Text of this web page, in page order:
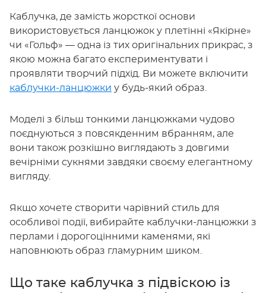
Каблучка, де замість жорсткої основи
використовується ланцюжок у плетінні «Якірне»
чи «Гольф» — одна із тих оригінальних прикрас, з
якою можна багато експериментувати і
проявляти творчий підхід. Ви можете включити
каблучки-ланцюжки у будь-який образ.
Моделі з більш тонкими ланцюжками чудово
поєднуються з повсякденним вбранням, але
вони також розкішно виглядають з довгими
вечірніми сукнями завдяки своєму елегантному
вигляду.
Якщо хочете створити чарівний стиль для
особливої події, вибирайте каблучки-ланцюжки з
перлами і дорогоцінними каменями, які
наповнюють образ гламурним шиком.
Що таке каблучка з підвіскою із